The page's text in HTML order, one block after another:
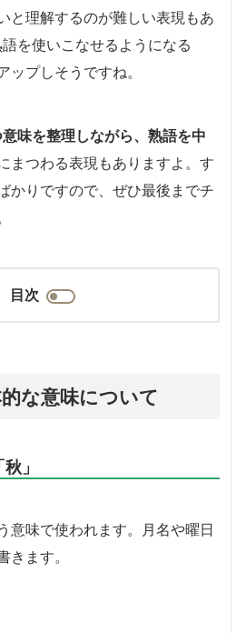
と理解するのが難しい表現もあ
を使いこなせるようになる
ップしそうですね。
味を整理しながら、熟語を中
まつわる表現もありますよ。す
かりですので、ぜひ最後までチ
目次
な意味について
」
意味で使われます。月名や曜日
きます。